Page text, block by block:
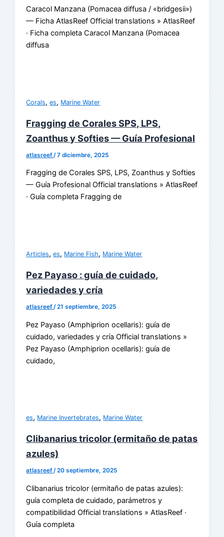
Caracol Manzana (Pomacea diffusa / «bridgesii»)
— Ficha AtlasReef Official translations » AtlasReef
· Ficha completa Caracol Manzana (Pomacea
diffusa
Corals,es, Marine Water
Fragging de Corales SPS, LPS,
Zoanthus y Softies — Guía Profesional
atlasreef/7 diciembre, 2025
Fragging de Corales SPS, LPS, Zoanthus y Softies
— Guía Profesional Official translations » AtlasReef
· Guía completa Fragging de
Articles,es, Marine Fish, Marine Water
Pez Payaso : guía de cuidado,
variedades y cría
atlasreef/21 septiembre, 2025
Pez Payaso (Amphiprion ocellaris): guía de
cuidado, variedades y cría Official translations »
Pez Payaso (Amphiprion ocellaris): guía de
cuidado,
es, Marine Invertebrates, Marine Water
Clibanarius tricolor (ermitaño de patas
azules)
atlasreef/20 septiembre, 2025
Clibanarius tricolor (ermitaño de patas azules):
guía completa de cuidado, parámetros y
compatibilidad Official translations » AtlasReef ·
Guía completa